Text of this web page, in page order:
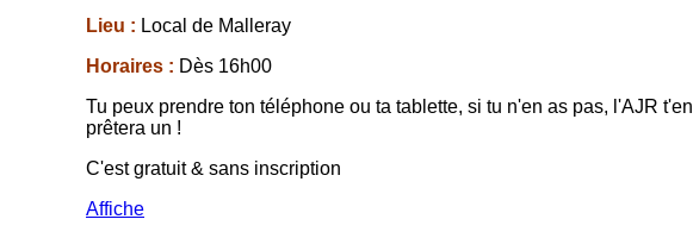
Lieu : Local de Malleray
Horaires : Dès 16h00
Tu peux prendre ton téléphone ou ta tablette, si tu n'en as pas, l'AJR t'en
prêtera un !
C'est gratuit & sans inscription
Affiche